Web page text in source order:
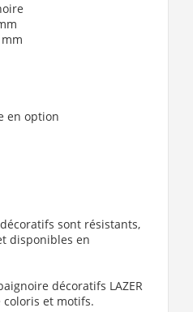
en option
sont résistants,
disponibles en
décoratifs LAZER
coloris et motifs.